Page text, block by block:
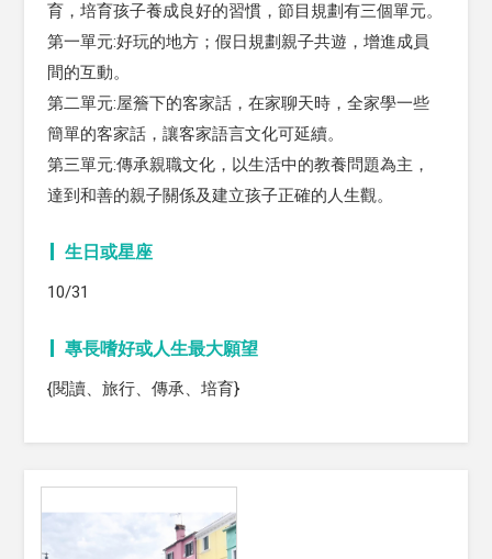
育，培育孩子養成良好的習慣，節目規劃有三個單元。
第一單元:好玩的地方；假日規劃親子共遊，增進成員
間的互動。
第二單元:屋簷下的客家話，在家聊天時，全家學一些
簡單的客家話，讓客家語言文化可延續。
第三單元:傳承親職文化，以生活中的教養問題為主，
達到和善的親子關係及建立孩子正確的人生觀。
生日或星座
10/31
專長嗜好或人生最大願望
{閱讀、旅行、傳承、培育}